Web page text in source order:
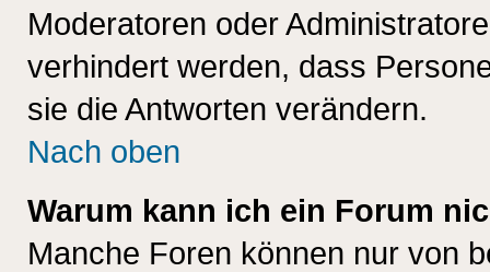
Moderatoren oder
verhindert werden, dass
sie die Antworten verändern.
Nach oben
Warum kann ich ein Forum
Manche Foren können nur von